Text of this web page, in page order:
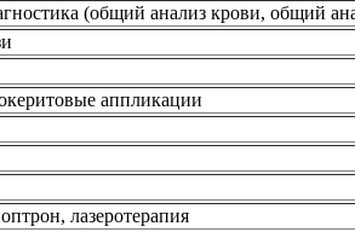
(общий анализ крови, общий
аппликации
лазеротерапия